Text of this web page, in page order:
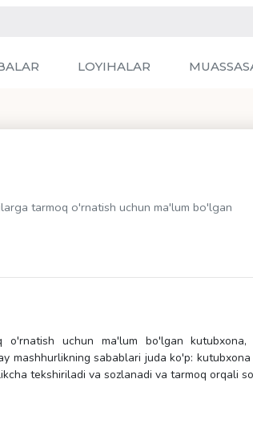
LOYIHALAR
tarmoq o'rnatish uchun ma'lum bo'lgan
o'rnatish uchun ma'lum bo'lgan kutubxona,
mashhurlikning sabablari juda ko'p: kutubxona
tekshiriladi va sozlanadi va tarmoq orqali